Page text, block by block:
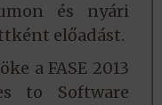
és nyári
előadást.
a FASE 2013
to Software